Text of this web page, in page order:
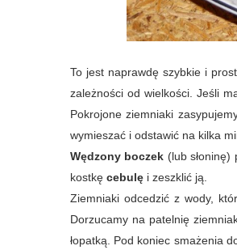
To jest naprawdę szybkie i
zależności od wielkości. Jeśli
Pokrojone ziemniaki
wymieszać i odstawić na kilka
Wędzony boczek (lub
kostkę cebulę i zeszklić ją.
Ziemniaki odcedzić z wody,
Dorzucamy na patelnię
łopatką. Pod koniec smażenia